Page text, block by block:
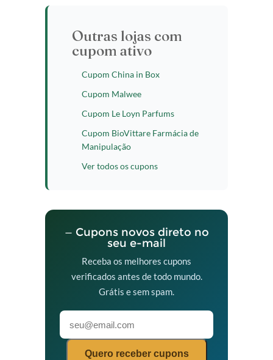
Outras lojas com
cupom ativo
Cupom China in Box
Cupom Malwee
Cupom Le Loyn Parfums
Cupom BioVittare Farmácia de
Manipulação
Ver todos os cupons
— Cupons novos direto no
seu e-mail
Receba os melhores cupons
verificados antes de todo mundo.
Grátis e sem spam.
Quero receber cupons